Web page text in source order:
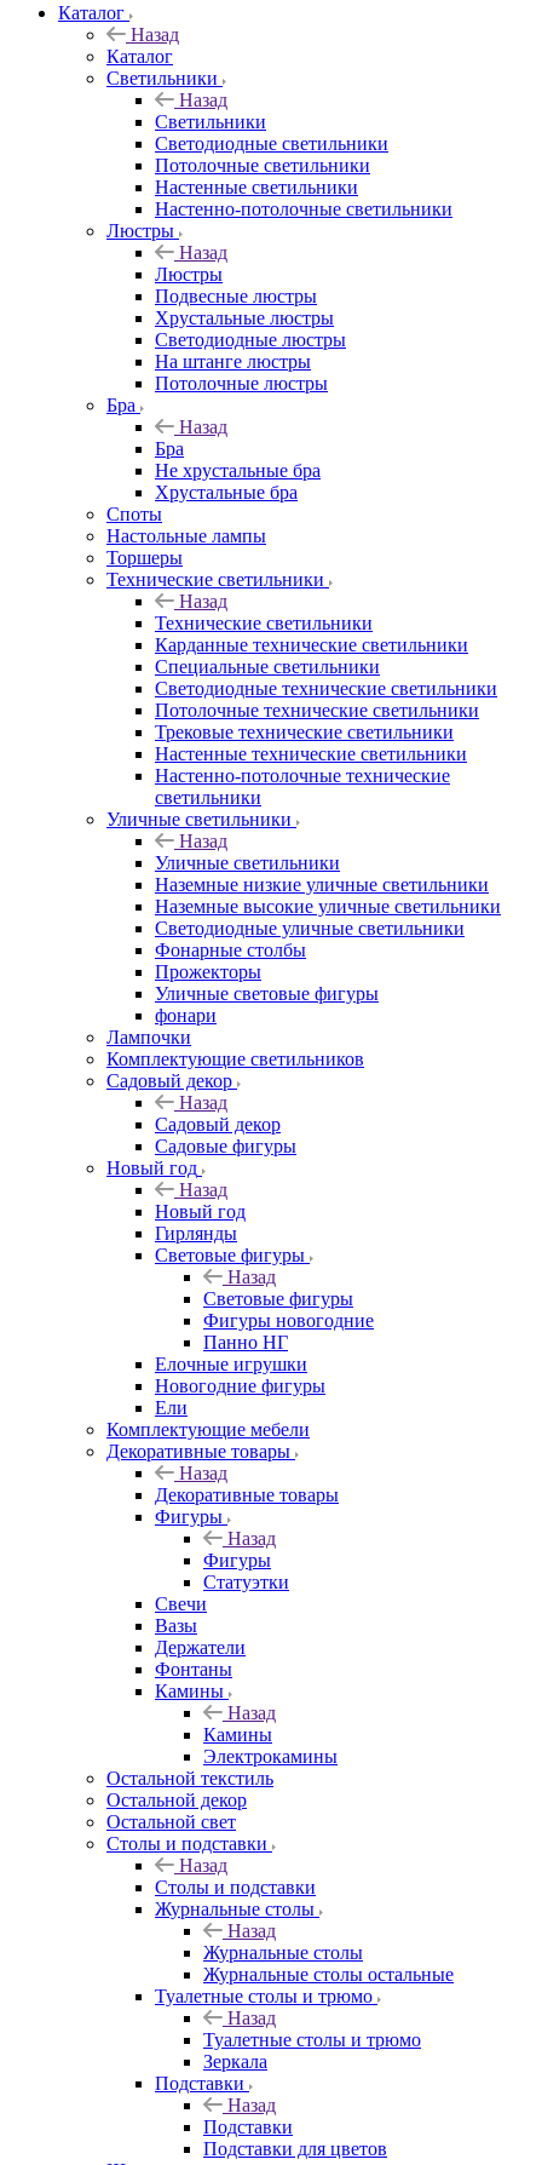
Каталог
Назад
Каталог
Светильники
Назад
Светильники
Светодиодные светильники
Потолочные светильники
Настенные светильники
Настенно-потолочные светильники
Люстры
Назад
Люстры
Подвесные люстры
Хрустальные люстры
Светодиодные люстры
На штанге люстры
Потолочные люстры
Бра
Назад
Бра
Не хрустальные бра
Хрустальные бра
Споты
Настольные лампы
Торшеры
Технические светильники
Назад
Технические светильники
Карданные технические светильники
Специальные светильники
Светодиодные технические светильники
Потолочные технические светильники
Трековые технические светильники
Настенные технические светильники
Настенно-потолочные технические
светильники
Уличные светильники
Назад
Уличные светильники
Наземные низкие уличные светильники
Наземные высокие уличные светильники
Светодиодные уличные светильники
Фонарные столбы
Прожекторы
Уличные световые фигуры
фонари
Лампочки
Комплектующие светильников
Садовый декор
Назад
Садовый декор
Садовые фигуры
Новый год
Назад
Новый год
Гирлянды
Световые фигуры
Назад
Световые фигуры
Фигуры новогодние
Панно НГ
Елочные игрушки
Новогодние фигуры
Ели
Комплектующие мебели
Декоративные товары
Назад
Декоративные товары
Фигуры
Назад
Фигуры
Статуэтки
Свечи
Вазы
Держатели
Фонтаны
Камины
Назад
Камины
Электрокамины
Остальной текстиль
Остальной декор
Остальной свет
Столы и подставки
Назад
Столы и подставки
Журнальные столы
Назад
Журнальные столы
Журнальные столы остальные
Туалетные столы и трюмо
Назад
Туалетные столы и трюмо
Зеркала
Подставки
Назад
Подставки
Подставки для цветов